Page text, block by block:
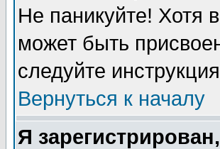
Не паникуйте! Хотя
может быть
следуйте
Вернуться к началу
Я